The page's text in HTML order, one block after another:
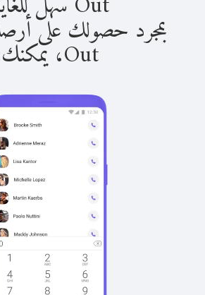
Out، يمكنك: